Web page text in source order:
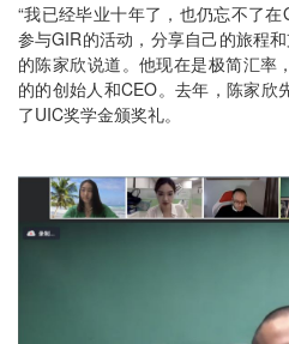
“我已经毕业十年了，也仍忘不了
参与GIR的活动，分享自己的旅程
的陈家欣说道。他现在是极简汇率
的的创始人和CEO。去年，陈家欣
了UIC奖学金颁奖礼。